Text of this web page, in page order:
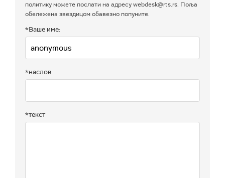
политику можете послати на адресу webdesk@rts.rs. Поља
обележена звездицом обавезно попуните.
*Ваше име:
*наслов
*текст